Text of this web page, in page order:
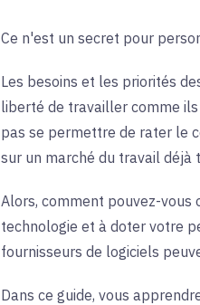
Ce n'est un secret pour
Les besoins et les priorités
liberté de travailler comme
pas se permettre de rater le
sur un marché du travail déjà
Alors, comment pouvez-vous
technologie et à doter votre
fournisseurs de logiciels
Dans ce guide, vous